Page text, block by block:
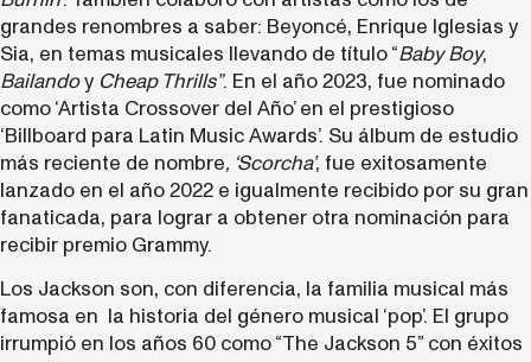
grandes renombres a saber: Beyoncé, Enrique Iglesias y
Sia, en temas musicales llevando de título “Baby Boy,
Bailandoy Cheap Thrills”. En el año 2023, fue nominado
como ‘Artista Crossover del Año’ en el prestigioso
‘Billboard para Latin Music Awards’. Su álbum de estudio
más reciente de nombre, ‘Scorcha’, fue exitosamente
lanzado en el año 2022 e igualmente recibido por su gran
fanaticada, para lograr a obtener otra nominación para
recibir premio Grammy.
Los Jackson son, con diferencia, la familia musical más
famosa en la historia del género musical ‘pop’. El grupo
irrumpió en los años 60 como “The Jackson 5” con éxitos